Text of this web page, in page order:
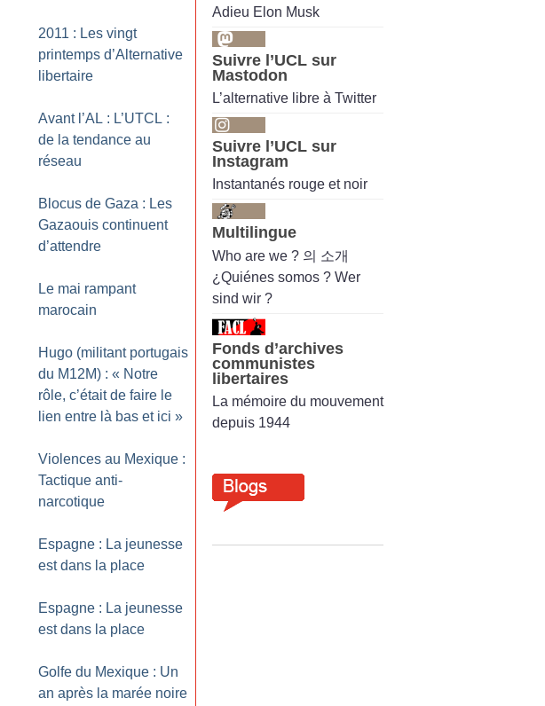
2011 : Les vingt
printemps d’Alternative
libertaire
Avant l’AL : L’UTCL :
de la tendance au
réseau
Blocus de Gaza : Les
Gazaouis continuent
d’attendre
Le mai rampant
marocain
Hugo (militant portugais
du M12M) : « Notre
rôle, c’était de faire le
lien entre là bas et ici »
Violences au Mexique :
Tactique anti-
narcotique
Espagne : La jeunesse
est dans la place
Espagne : La jeunesse
est dans la place
Golfe du Mexique : Un
an après la marée noire
Adieu Elon Musk
Suivre l’UCL sur
Mastodon
L’alternative libre à Twitter
Suivre l’UCL sur
Instagram
Instantanés rouge et noir
Multilingue
Who are we ? 의 소개
¿Quiénes somos ? Wer
sind wir ?
Fonds d’archives
communistes
libertaires
La mémoire du mouvement
depuis 1944